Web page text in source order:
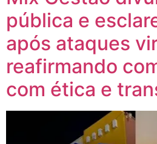
pública e
após ataques
reafirmando
com ética e